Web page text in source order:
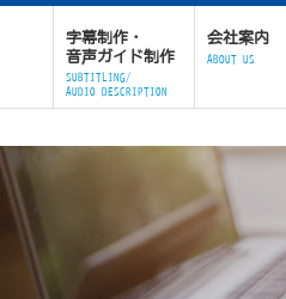
字幕制作・
音声ガイド制作
SUBTITLING/
AUDIO DESCRIPTION
会社案内
ABOUT US